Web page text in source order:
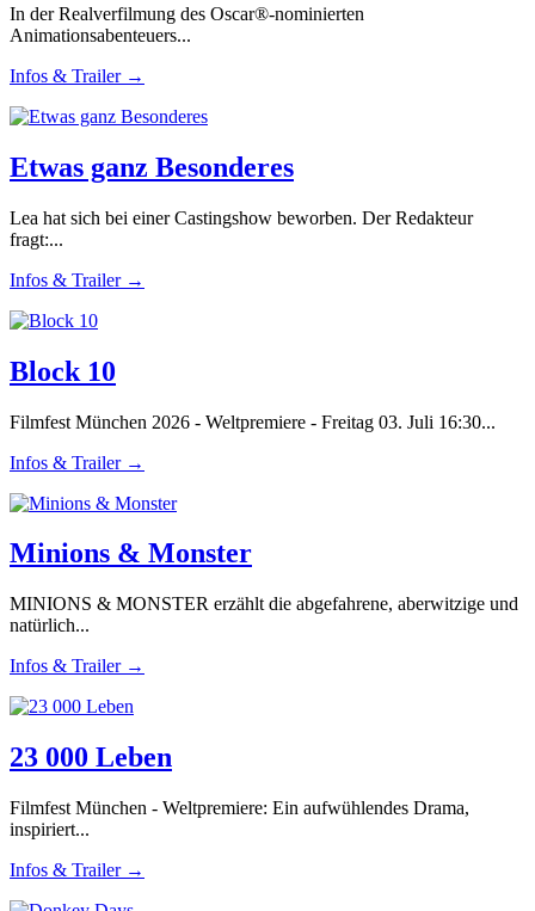
In der Realverfilmung des Oscar®-nominierten
Animationsabenteuers...
Infos & Trailer →
Etwas ganz Besonderes
Lea hat sich bei einer Castingshow beworben. Der Redakteur
fragt:...
Infos & Trailer →
Block 10
Filmfest München 2026 - Weltpremiere - Freitag 03. Juli 16:30...
Infos & Trailer →
Minions & Monster
MINIONS & MONSTER erzählt die abgefahrene, aberwitzige und
natürlich...
Infos & Trailer →
23 000 Leben
Filmfest München - Weltpremiere: Ein aufwühlendes Drama,
inspiriert...
Infos & Trailer →